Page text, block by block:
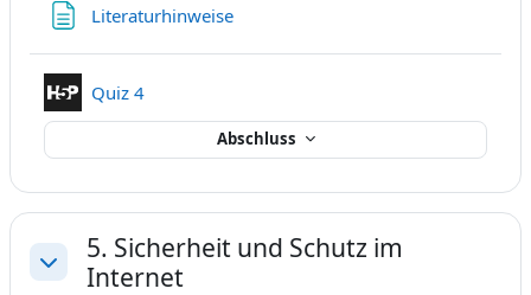
LiteraturhinweiseTextseite
Quiz 4Interaktiver Inhalt
Abschluss
Einklappen
5. Sicherheit und Schutz im
Internet